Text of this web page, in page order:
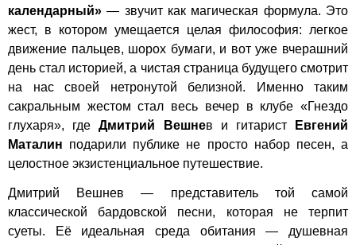
календарный» — звучит как магическая формула. Это
жест, в котором умещается целая философия: легкое
движение пальцев, шорох бумаги, и вот уже вчерашний
день стал историей, а чистая страница будущего смотрит
на нас своей нетронутой белизной. Именно таким
сакральным жестом стал весь вечер в клубе «Гнездо
глухаря», гдеДмитрий Вешнев и гитарист
Евгений
Маталин подарили публике не просто набор песен, а
целостное экзистенциальное путешествие.
Дмитрий Вешнев — представитель той самой
классической бардовской песни, которая не терпит
суеты. Её идеальная среда обитания — душевная